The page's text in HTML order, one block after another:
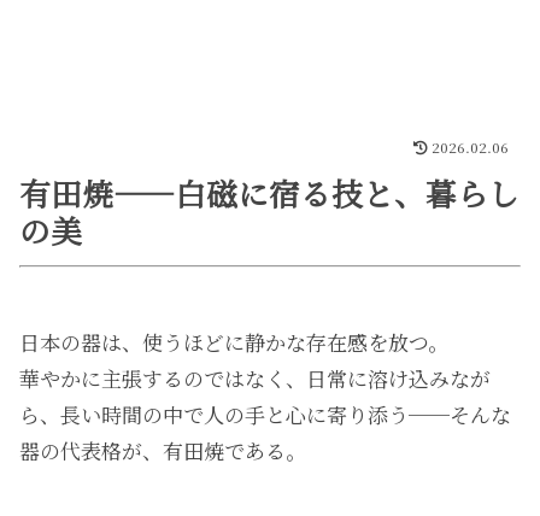
2026.02.06
有田焼――白磁に宿る技と、暮らし
の美
日本の器は、使うほどに静かな存在感を放つ。
華やかに主張するのではなく、日常に溶け込みなが
ら、長い時間の中で人の手と心に寄り添う──そんな
器の代表格が、有田焼である。